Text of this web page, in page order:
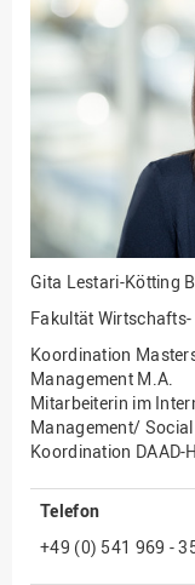
und Informatik
Fakultät
Kultur und Technik
Fakultät
Finanzen
Forschung,
Drittmittel
Gebäude und
Gesellschaftliches
Engagement
Hochschulleitung
strategie
Innenrevision
Gita Lestari-Kötting
Fakultät
Koordination
Management M.A.
Mitarbeiterin im
Management/
Koordination DAAD-
Telefon
+49 (0) 541 969 -